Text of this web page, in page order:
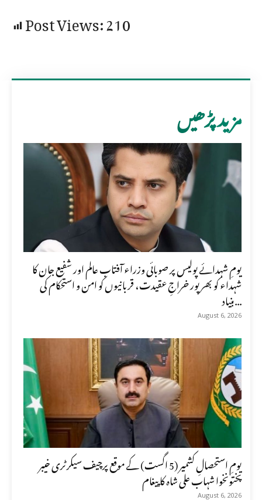
Post Views:210
مزید پڑھیں
یومِ شہدائے پولیس پر صوبائی وزراء آفتاب عالم اور شفیع جان کا
شہداء کو بھرپور خراجِ عقیدت، قربانیوں کو امن و استحکام کی
بنیاد...
August 6, 2026
یومِ استحصالِ کشمیر (5 اگست) کے موقع پرچیف سیکرٹری خیبر
پختونخوا شہاب علی شاہ کا پیغام
August 6, 2026